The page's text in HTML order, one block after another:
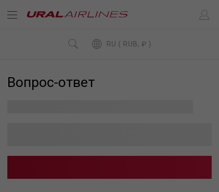
RU ( RUB, ₽ )
Вопрос-ответ